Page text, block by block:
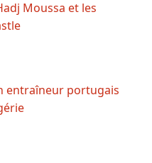
Moussa et les
entraîneur portugais